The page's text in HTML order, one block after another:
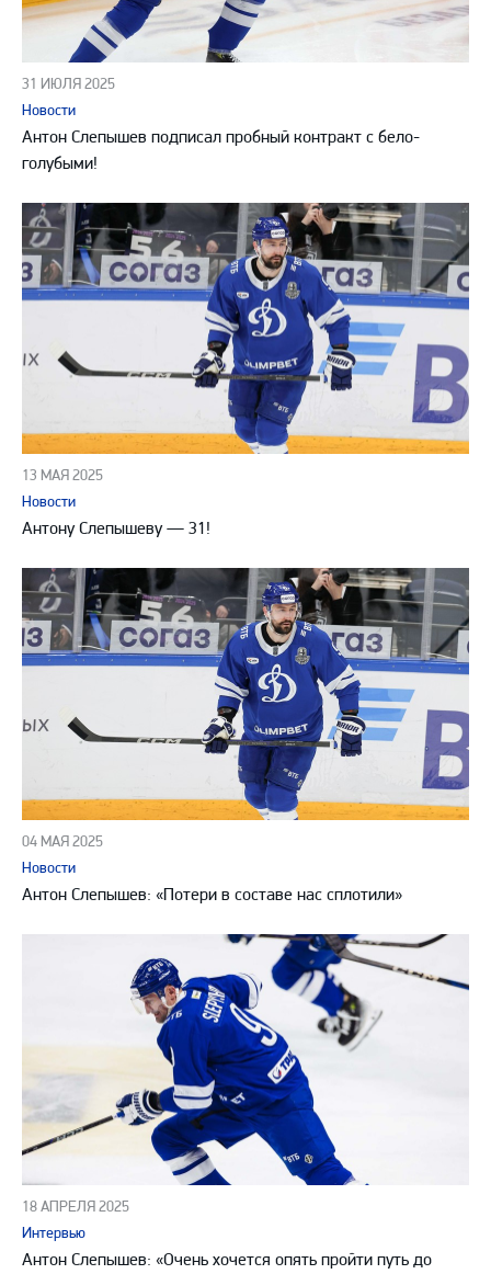
31 ИЮЛЯ 2025
Новости
Антон Слепышев подписал пробный контракт с бело-
голубыми!
13 МАЯ 2025
Новости
Антону Слепышеву — 31!
04 МАЯ 2025
Новости
Антон Слепышев: «Потери в составе нас сплотили»
18 АПРЕЛЯ 2025
Интервью
Антон Слепышев: «Очень хочется опять пройти путь до